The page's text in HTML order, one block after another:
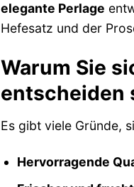
elegante Perlage
Hefesatz und der
Warum Sie
entscheiden
Es gibt viele Gründe,
Hervorragende